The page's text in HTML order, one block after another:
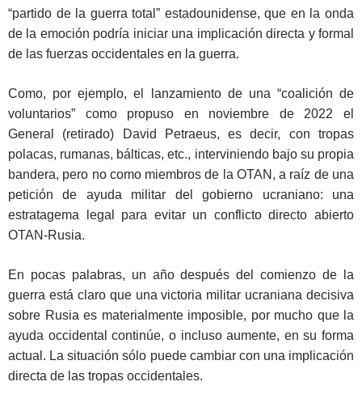
“partido de la guerra total” estadounidense, que en la onda
de la emoción podría iniciar una implicación directa y formal
de las fuerzas occidentales en la guerra.
Como, por ejemplo, el lanzamiento de una “coalición de
voluntarios” como propuso en noviembre de 2022 el
General (retirado) David Petraeus, es decir, con tropas
polacas, rumanas, bálticas, etc., interviniendo bajo su propia
bandera, pero no como miembros de la OTAN, a raíz de una
petición de ayuda militar del gobierno ucraniano: una
estratagema legal para evitar un conflicto directo abierto
OTAN-Rusia.
En pocas palabras, un año después del comienzo de la
guerra está claro que una victoria militar ucraniana decisiva
sobre Rusia es materialmente imposible, por mucho que la
ayuda occidental continúe, o incluso aumente, en su forma
actual. La situación sólo puede cambiar con una implicación
directa de las tropas occidentales.